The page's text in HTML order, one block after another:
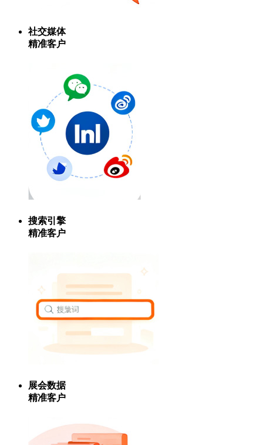
社交媒体
精准客户
搜索引擎
精准客户
展会数据
精准客户